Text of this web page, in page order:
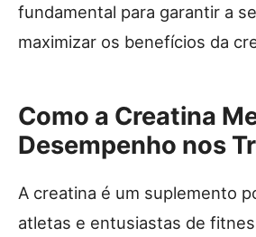
fundamental para garantir a
maximizar os benefícios da
Como a Creatina
Desempenho nos
A creatina é um suplemento
atletas e entusiastas de